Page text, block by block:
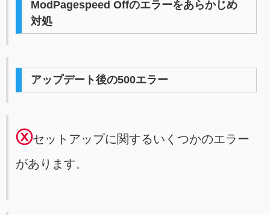
ModPagespeed Offのエラーをあらかじめ
対処
アップデート後の500エラー
ⓧセットアップに関するいくつかのエラー
があります。